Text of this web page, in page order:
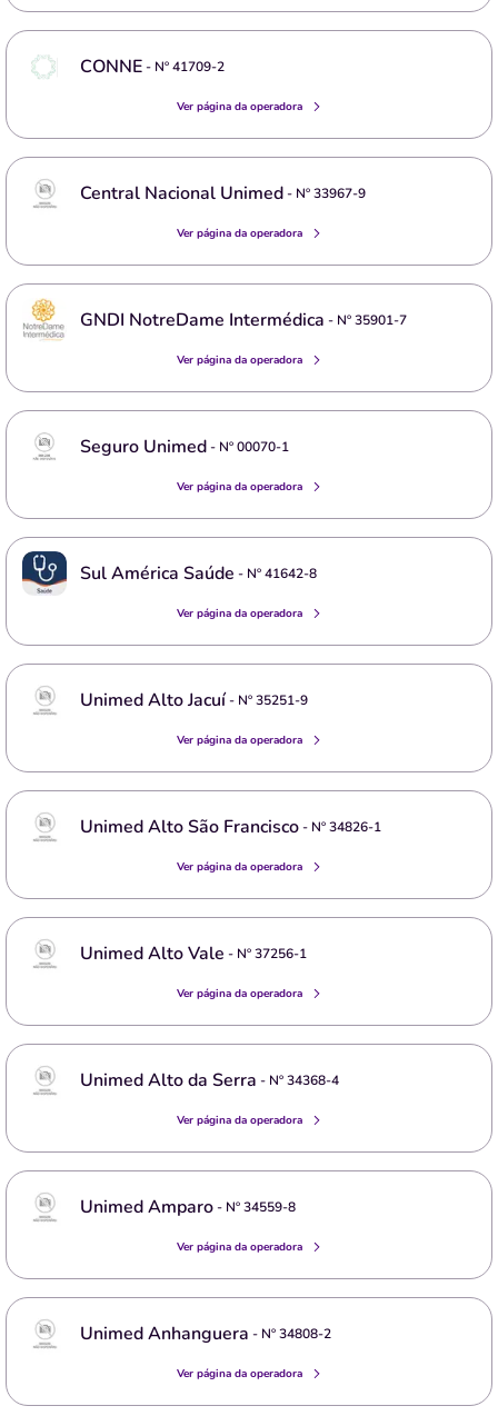
CONNE- Nº41709-2
Ver página da operadora
Central Nacional Unimed- Nº33967-9
Ver página da operadora
GNDI NotreDame Intermédica - Nº35901-7
Ver página da operadora
Seguro Unimed- Nº00070-1
Ver página da operadora
Sul América Saúde - Nº41642-8
Ver página da operadora
Unimed Alto Jacuí- Nº35251-9
Ver página da operadora
Unimed Alto São Francisco- Nº34826-1
Ver página da operadora
Unimed Alto Vale - Nº37256-1
Ver página da operadora
Unimed Alto da Serra - Nº34368-4
Ver página da operadora
Unimed Amparo- Nº34559-8
Ver página da operadora
Unimed Anhanguera - Nº34808-2
Ver página da operadora